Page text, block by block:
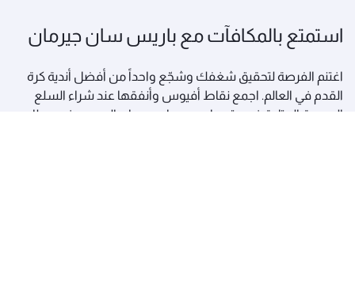
استمتع بالمكافآت مع باريس سان جيرمان
اغتنم الفرصة لتحقيق شغفك وشجّع واحداً من أفضل أندية كرة
القدم في العالم. اجمع نقاط أفيوس وأنفقها عند شراء السلع
الحصرية المتاحة في متجر باريس سان جيرمان الرسمي في مطار